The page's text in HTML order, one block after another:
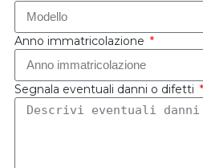
Anno immatricolazione
Segnala eventuali danni o difetti